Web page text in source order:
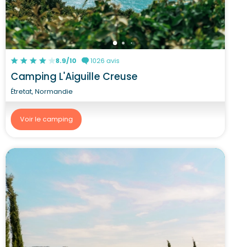
8.9/10 1026 avis
Camping L'Aiguille Creuse
Étretat, Normandie
Voir le camping